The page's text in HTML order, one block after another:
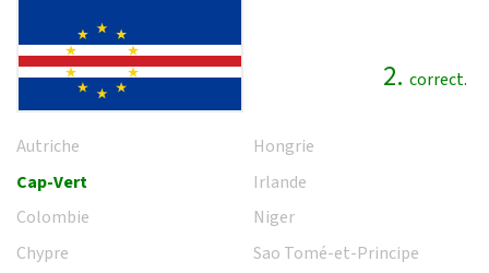
2. correct.
Autriche
Cap-Vert
Colombie
Chypre
Hongrie
Irlande
Niger
Sao Tomé-et-Principe